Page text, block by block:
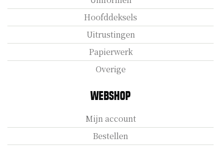
Hoofddeksels
Uitrustingen
Papierwerk
Overige
Webshop
Mijn account
Bestellen